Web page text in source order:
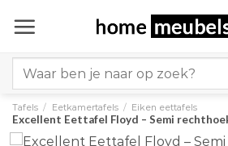
naar
for:
Tafels / Eetkamertafels / Eiken eettafels
Excellent Eettafel Floyd – Semi